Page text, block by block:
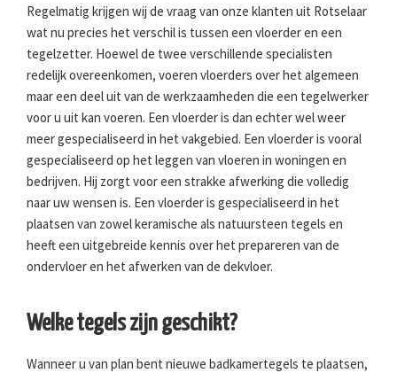
Regelmatig krijgen wij de vraag van onze klanten uit Rotselaar
wat nu precies het verschil is tussen een vloerder en een
tegelzetter. Hoewel de twee verschillende specialisten
redelijk overeenkomen, voeren vloerders over het algemeen
maar een deel uit van de werkzaamheden die een tegelwerker
voor u uit kan voeren. Een vloerder is dan echter wel weer
meer gespecialiseerd in het vakgebied. Een vloerder is vooral
gespecialiseerd op het leggen van vloeren in woningen en
bedrijven. Hij zorgt voor een strakke afwerking die volledig
naar uw wensen is. Een vloerder is gespecialiseerd in het
plaatsen van zowel keramische als natuursteen tegels en
heeft een uitgebreide kennis over het prepareren van de
ondervloer en het afwerken van de dekvloer.
Welke tegels zijn geschikt?
Wanneer u van plan bent nieuwe badkamertegels te plaatsen,